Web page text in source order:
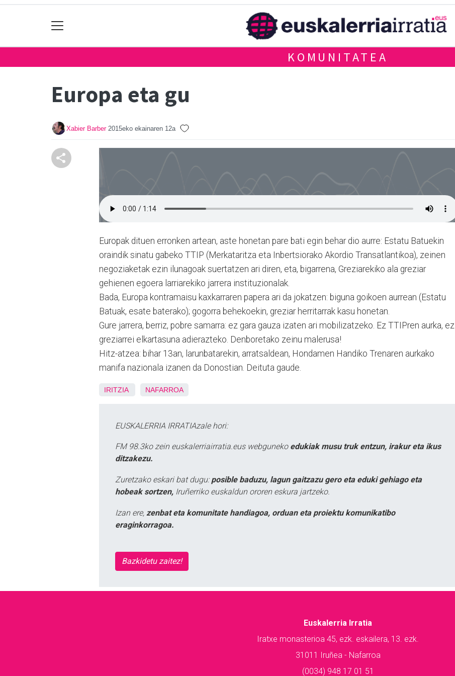
KOMUNITATEA
Europa eta gu
Xabier Barber 2015eko ekainaren 12a
Europak dituen erronken artean, aste honetan pare bati egin behar dio aurre: Estatu Batuekin
oraindik sinatu gabeko TTIP (Merkataritza eta Inbertsiorako Akordio Transatlantikoa), zeinen
negoziaketak ezin ilunagoak suertatzen ari diren, eta, bigarrena, Greziarekiko ala greziar
gehienen egoera larriarekiko jarrera instituzionalak.
Bada, Europa kontramaisu kaxkarraren papera ari da jokatzen: biguna goikoen aurrean (Estatu
Batuak, esate baterako); gogorra behekoekin, greziar herritarrak kasu honetan.
Gure jarrera, berriz, pobre samarra: ez gara gauza izaten ari mobilizatzeko. Ez TTIPren aurka, ez
greziarrei elkartasuna adierazteko. Denboretako zeinu malerusa!
Hitz-atzea: bihar 13an, larunbatarekin, arratsaldean, Hondamen Handiko Trenaren aurkako
manifa nazionala izanen da Donostian. Deituta gaude.
IRITZIA NAFARROA
EUSKALERRIA IRRATIAzale hori:
FM 98.3ko zein euskalerriairratia.eus webguneko edukiak musu truk entzun, irakur eta ikus
ditzakezu.
Zuretzako eskari bat dugu: posible baduzu, lagun gaitzazu gero eta eduki gehiago eta
hobeak sortzen, Iruñerriko euskaldun ororen eskura jartzeko.
Izan ere, zenbat eta komunitate handiagoa, orduan eta proiektu komunikatibo
eraginkorragoa.
Bazkidetu zaitez!
Euskalerria Irratia
Iratxe monasterioa 45, ezk. eskailera, 13. ezk.
31011 Iruñea - Nafarroa
(0034) 948 17 01 51